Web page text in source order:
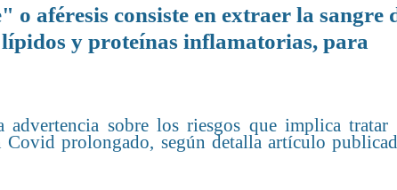
aféresis consiste en extraer la sangre
y proteínas inflamatorias, para
sobre los riesgos que implica tratar
Covid prolongado, según detalla artículo